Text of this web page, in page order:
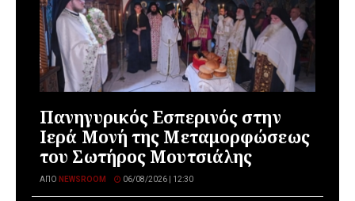
Πανηγυρικός Εσπερινός στην
Ιερά Μονή της Μεταμορφώσεως
του Σωτήρος Μουτσιάλης
ΑΠΌ NEWSROOM 06/08/2026 | 12:30